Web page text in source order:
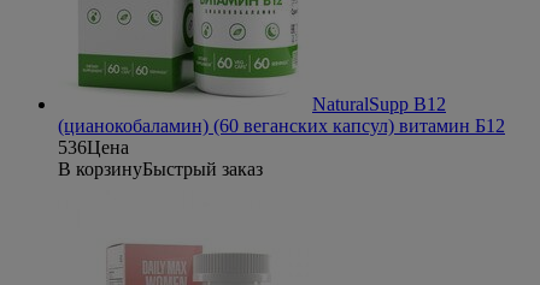
NaturalSupp B12
(цианокобаламин) (60 веганских капсул) витамин Б12
536Цена
В корзинуБыстрый заказ